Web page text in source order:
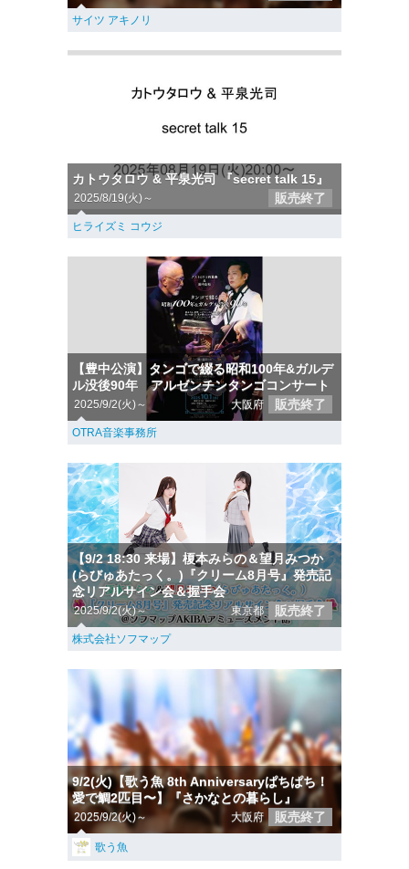
サイツ アキノリ
カトウタロウ & 平泉光司 『secret talk 15』
2025/8/19(火)～ 販売終了
ヒライズミ コウジ
【豊中公演】タンゴで綴る昭和100年&ガルデ
ル没後90年 アルゼンチンタンゴコンサート
2025/9/2(火)～ 大阪府 販売終了
OTRA音楽事務所
【9/2 18:30 来場】榎本みらの＆望月みつか
(らびゅあたっく。)『クリーム8月号』発売記
念リアルサイン会＆握手会
2025/9/2(火)～ 東京都 販売終了
株式会社ソフマップ
9/2(火)【歌う魚 8th Anniversaryぱちぱち！
愛で鯛2匹目〜】『さかなとの暮らし』
2025/9/2(火)～ 大阪府 販売終了
歌う魚